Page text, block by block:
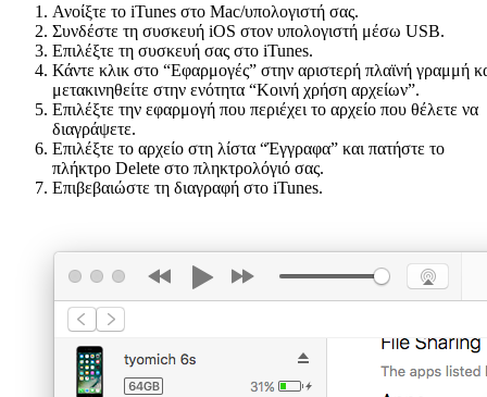
Ανοίξτε το iTunes στο Mac/υπολογιστή σας.
Συνδέστε τη συσκευή iOS στον υπολογιστή μέσω USB.
Επιλέξτε τη συσκευή σας στο iTunes.
Κάντε κλικ στο “Εφαρμογές” στην αριστερή πλαϊνή γραμμή
μετακινηθείτε στην ενότητα “Κοινή χρήση αρχείων”.
Επιλέξτε την εφαρμογή που περιέχει το αρχείο που θέλετε να
διαγράψετε.
Επιλέξτε το αρχείο στη λίστα “Έγγραφα” και πατήστε το
πλήκτρο Delete στο πληκτρολόγιό σας.
Επιβεβαιώστε τη διαγραφή στο iTunes.